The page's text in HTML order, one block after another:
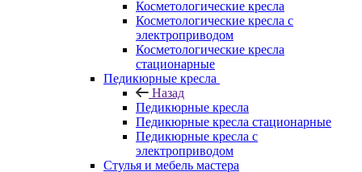
Косметологические кресла
Косметологические кресла с
электроприводом
Косметологические кресла
стационарные
Педикюрные кресла
Назад
Педикюрные кресла
Педикюрные кресла стационарные
Педикюрные кресла с
электроприводом
Стулья и мебель мастера